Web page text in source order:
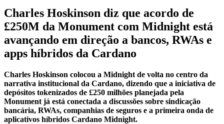
Charles Hoskinson diz que acordo de
£250M da Monument com Midnight está
avançando em direção a bancos, RWAs e
apps híbridos da Cardano
Charles Hoskinson colocou a Midnight de volta no centro da
narrativa institucional da Cardano, dizendo que a iniciativa de
depósitos tokenizados de £250 milhões planejada pela
Monument já está conectada a discussões sobre sindicação
bancária, RWAs, companhias de seguros e a primeira onda de
aplicativos híbridos Cardano Midnight.